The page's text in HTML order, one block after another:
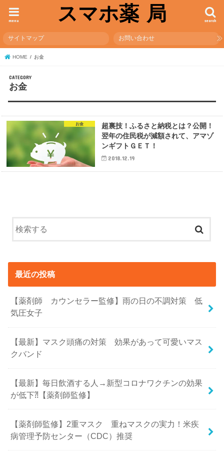
スマホ薬 局 search
menu
サイトマップ お問い合わせ
HOME お金
お金
お金
超裏技！ふるさと納税とは？公開！
翌年の住民税が減額されて、アマゾ
ンギフトＧＥＴ！
2018.12.19
最近の投稿
【薬剤師 カウンセラー監修】雨の日の不調対策 低
気圧女子
【最新】マスク頭痛の対策 効果があって可愛いマス
クバンド
【最新】毎日飲酒する人→新型コロナワクチンの効果
が低下⁈【薬剤師監修】
【薬剤師監修】2重マスク 重ねマスクの実力！米疾
病管理予防センター（CDC）推奨